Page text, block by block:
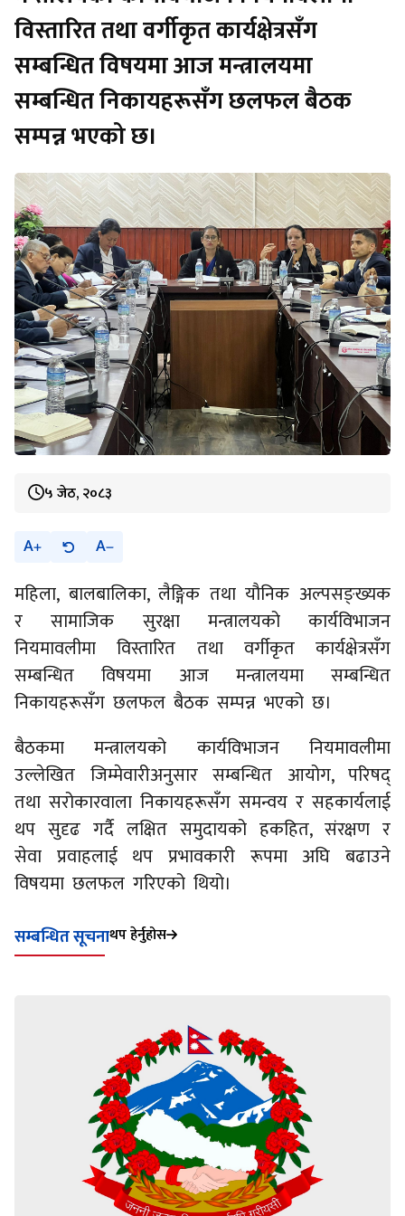
विस्तारित तथा वर्गीकृत कार्यक्षेत्रसँग
सम्बन्धित विषयमा आज मन्त्रालयमा
सम्बन्धित निकायहरूसँग छलफल बैठक
सम्पन्न भएको छ।
५ जेठ, २०८३
A A
महिला, बालबालिका, लैङ्गिक तथा यौनिक अल्पसङ्ख्यक
र सामाजिक सुरक्षा मन्त्रालयको कार्यविभाजन
नियमावलीमा विस्तारित तथा वर्गीकृत कार्यक्षेत्रसँग
सम्बन्धित विषयमा आज मन्त्रालयमा सम्बन्धित
निकायहरूसँग छलफल बैठक सम्पन्न भएको छ।
बैठकमा मन्त्रालयको कार्यविभाजन नियमावलीमा
उल्लेखित जिम्मेवारीअनुसार सम्बन्धित आयोग, परिषद्
तथा सरोकारवाला निकायहरूसँग समन्वय र सहकार्यलाई
थप सुदृढ गर्दै लक्षित समुदायको हकहित, संरक्षण र
सेवा प्रवाहलाई थप प्रभावकारी रूपमा अघि बढाउने
विषयमा छलफल गरिएको थियो।
सम्बन्धित सूचनाथप हेर्नुहोस